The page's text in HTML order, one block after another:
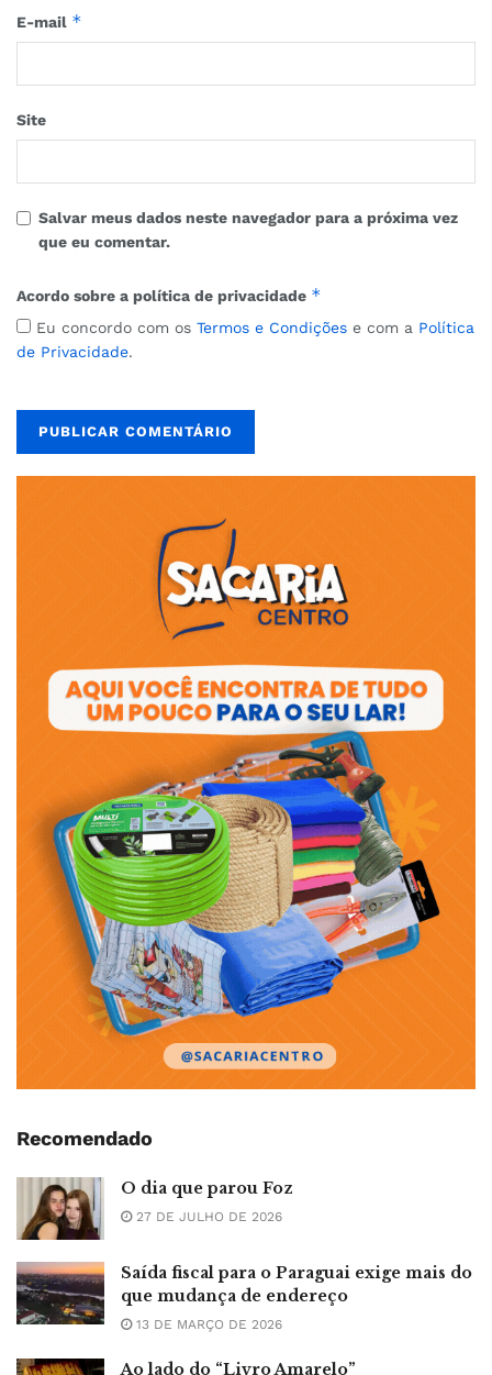
E-mail *
Site
Salvar meus dados neste navegador para a próxima vez
que eu comentar.
Acordo sobre a política de privacidade *
Eu concordo com os Termos e Condições e com a Política
de Privacidade.
Recomendado
O dia que parou Foz
27 DE JULHO DE 2026
Saída fiscal para o Paraguai exige mais do
que mudança de endereço
13 DE MARÇO DE 2026
Ao lado do “Livro Amarelo”